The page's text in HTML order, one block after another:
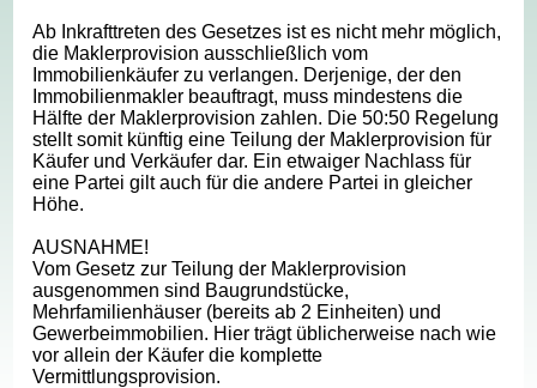
Ab Inkrafttreten des Gesetzes ist es nicht mehr möglich,
die Maklerprovision ausschließlich vom
Immobilienkäufer zu verlangen. Derjenige, der den
Immobilienmakler beauftragt, muss mindestens die
Hälfte der Maklerprovision zahlen. Die 50:50 Regelung
stellt somit künftig eine Teilung der Maklerprovision für
Käufer und Verkäufer dar. Ein etwaiger Nachlass für
eine Partei gilt auch für die andere Partei in gleicher
Höhe.
AUSNAHME!
Vom Gesetz zur Teilung der Maklerprovision
ausgenommen sind Baugrundstücke,
Mehrfamilienhäuser (bereits ab 2 Einheiten) und
Gewerbeimmobilien. Hier trägt üblicherweise nach wie
vor allein der Käufer die komplette
Vermittlungsprovision.